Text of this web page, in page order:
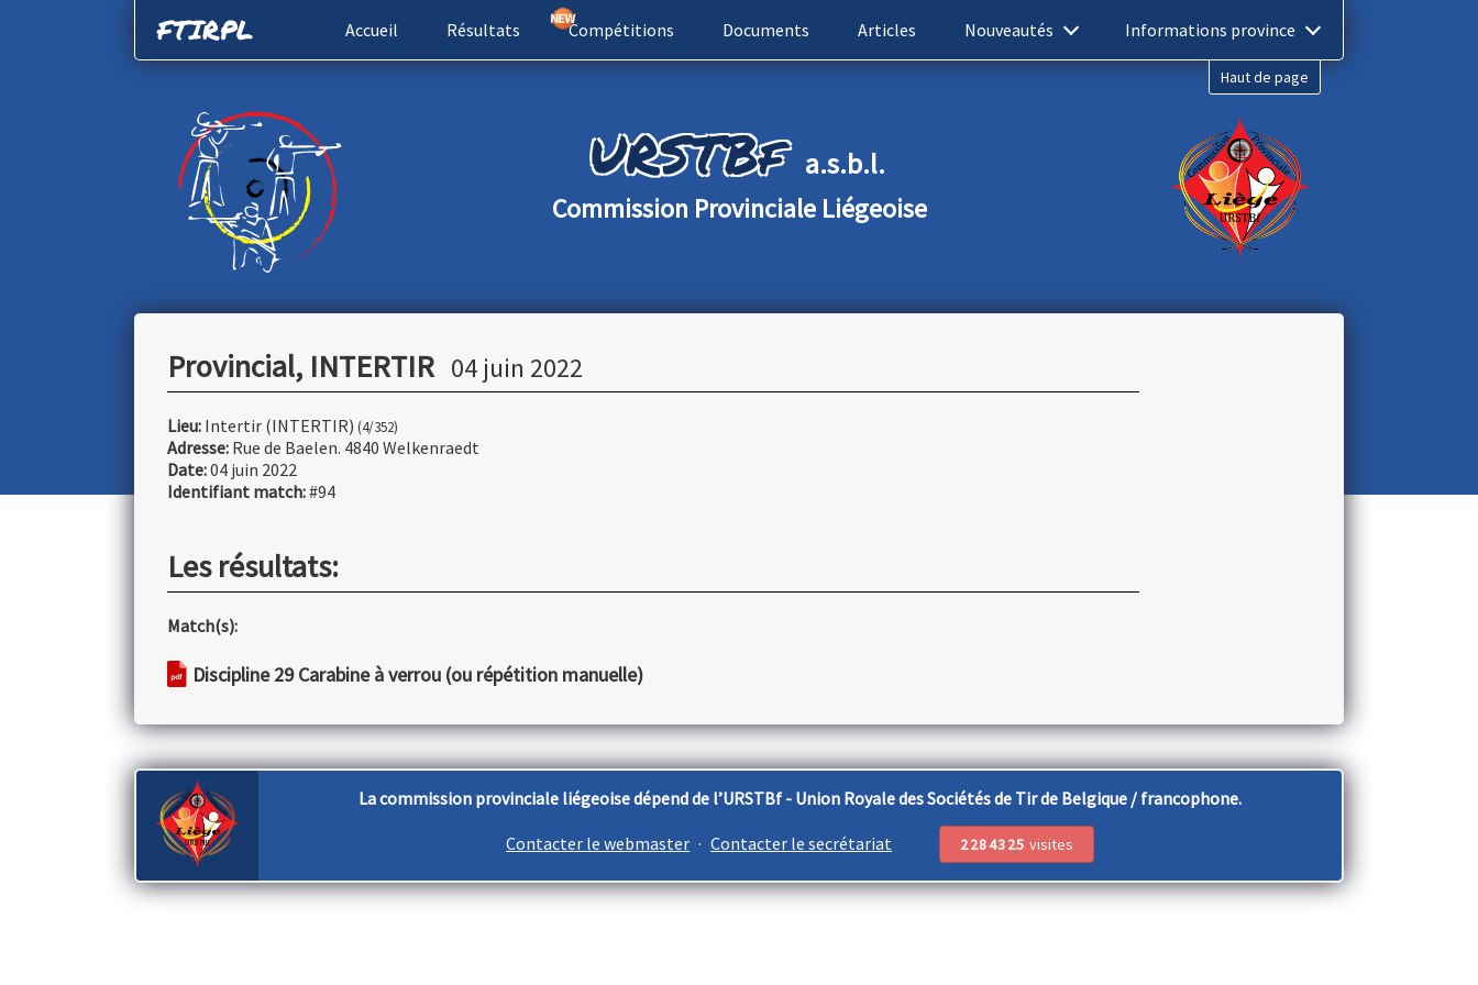
FTIRPL Accueil Résultats Compétitions Documents Articles Nouveautés Informations province
Haut de page
URSTBf a.s.b.l.
Commission Provinciale Liégeoise
Provincial, INTERTIR 04 juin 2022
Lieu: Intertir (INTERTIR) (4/352)
Adresse: Rue de Baelen. 4840 Welkenraedt
Date:04 juin 2022
Identifiant match:#94
Les résultats:
Match(s):
Discipline 29 Carabine à verrou (ou répétition manuelle)
La commission provinciale liégeoise dépend de l’URSTBf - Union Royale des Sociétés de Tir de Belgique / francophone.
Contacter le webmaster · Contacter le secrétariat 2284325 visites